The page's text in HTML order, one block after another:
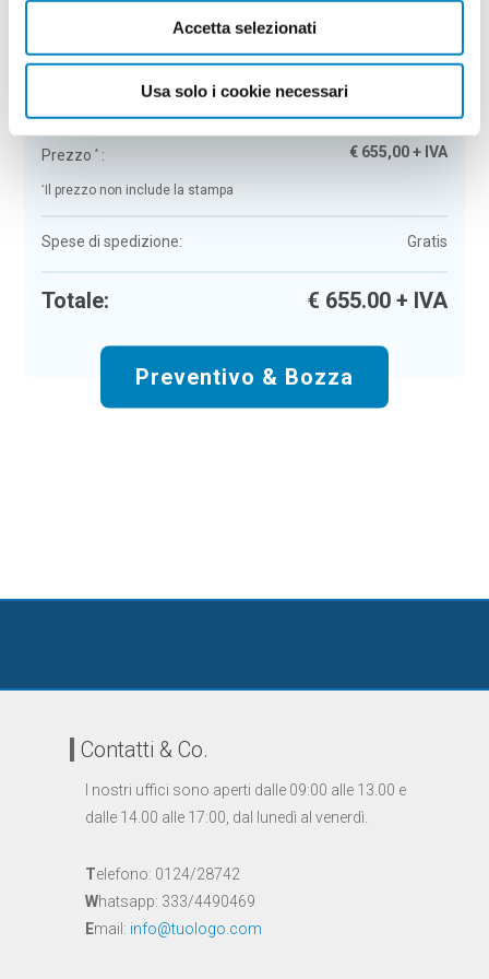
Accetta selezionati
Usa solo i cookie necessari
Tempi di consegna:10 gg lavorativi
Prezzo* : € 655,00+ IVA
* Il prezzo non include la stampa
Spese di spedizione: Gratis
Totale: € 655.00+ IVA
Preventivo & Bozza
Contatti & Co.
I nostri uffici sono aperti dalle 09:00 alle 13.00 e
dalle 14.00 alle 17:00, dal lunedì al venerdì.
Telefono: 0124/28742
Whatsapp: 333/4490469
Email: info@tuologo.com